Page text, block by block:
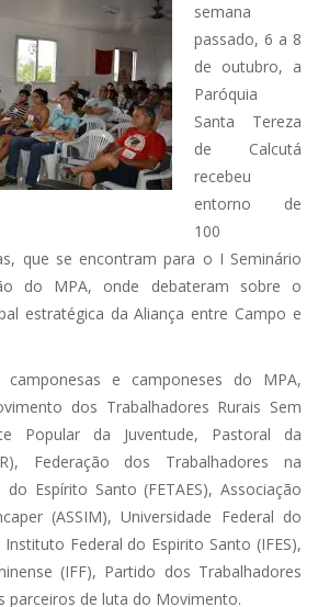
semana
passado, 6 a 8
de outubro, a
Paróquia
Santa Tereza
de Calcutá
recebeu
entorno de
100
que se encontram para o I Seminário
do MPA, onde debateram sobre o
estratégica da Aliança entre Campo e
camponesas e camponeses do MPA,
dos Trabalhadores Rurais Sem
Popular da Juventude, Pastoral da
Federação dos Trabalhadores na
Espírito Santo (FETAES), Associação
(ASSIM), Universidade Federal do
Instituto Federal do Espirito Santo (IFES),
(IFF), Partido dos Trabalhadores
parceiros de luta do Movimento.